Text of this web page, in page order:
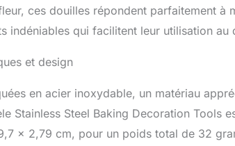
décorative et vous pourrez créer
glaçage de cupcakes, des
être aussi facile que possible
les pendaisons de crémaillère, les
festivals, cette décoration de
cuisiner. Passez du temps de
Excellent service client : MDLJG
ces douilles répondent parfaitement à
indéniables qui facilitent leur utilisation au
et design
en acier inoxydable, un matériau
Stainless Steel Baking Decoration Tools
x 2,79 cm, pour un poids total de 32